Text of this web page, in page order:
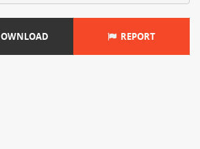
REPORT